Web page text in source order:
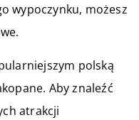
wypoczynku, możesz
polską
Aby znaleźć
atrakcji